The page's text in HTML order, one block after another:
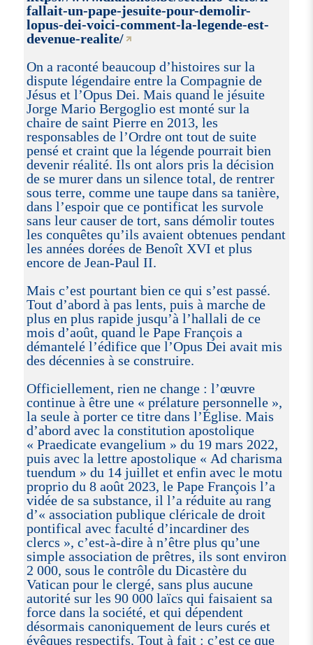
fallait-un-pape-jesuite-pour-demolir-
lopus-dei-voici-comment-la-legende-est-
devenue-realite/
On a raconté beaucoup d’histoires sur la
dispute légendaire entre la Compagnie de
Jésus et l’Opus Dei. Mais quand le jésuite
Jorge Mario Bergoglio est monté sur la
chaire de saint Pierre en 2013, les
responsables de l’Ordre ont tout de suite
pensé et craint que la légende pourrait bien
devenir réalité. Ils ont alors pris la décision
de se murer dans un silence total, de rentrer
sous terre, comme une taupe dans sa tanière,
dans l’espoir que ce pontificat les survole
sans leur causer de tort, sans démolir toutes
les conquêtes qu’ils avaient obtenues pendant
les années dorées de Benoît XVI et plus
encore de Jean-Paul II.
Mais c’est pourtant bien ce qui s’est passé.
Tout d’abord à pas lents, puis à marche de
plus en plus rapide jusqu’à l’hallali de ce
mois d’août, quand le Pape François a
démantelé l’édifice que l’Opus Dei avait mis
des décennies à se construire.
Officiellement, rien ne change : l’œuvre
continue à être une « prélature personnelle »,
la seule à porter ce titre dans l’Église. Mais
d’abord avec la constitution apostolique
« Praedicate evangelium » du 19 mars 2022,
puis avec la lettre apostolique « Ad charisma
tuendum » du 14 juillet et enfin avec le motu
proprio du 8 août 2023, le Pape François l’a
vidée de sa substance, il l’a réduite au rang
d’« association publique cléricale de droit
pontifical avec faculté d’incardiner des
clercs », c’est-à-dire à n’être plus qu’une
simple association de prêtres, ils sont environ
2 000, sous le contrôle du Dicastère du
Vatican pour le clergé, sans plus aucune
autorité sur les 90 000 laïcs qui faisaient sa
force dans la société, et qui dépendent
désormais canoniquement de leurs curés et
évêques respectifs. Tout à fait : c’est ce que